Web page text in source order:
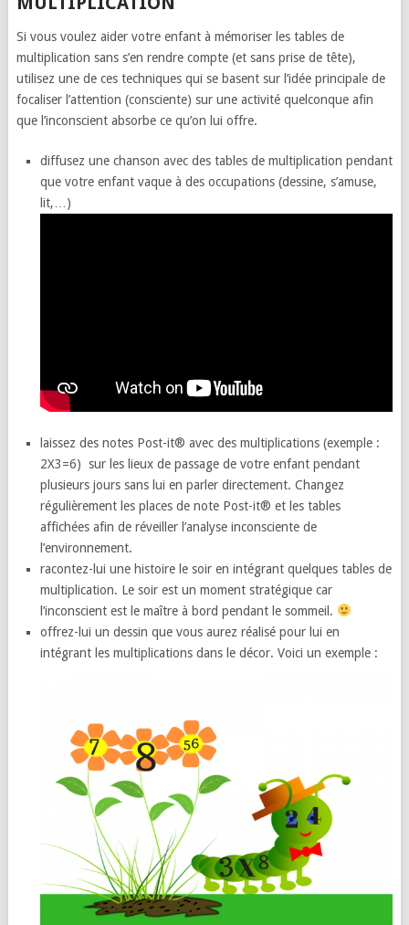
Si vous voulez aider votre enfant à mémoriser les tables de
multiplication sans s’en rendre compte (et sans prise de tête),
utilisez une de ces techniques qui se basent sur l’idée principale de
focaliser l’attention (consciente) sur une activité quelconque afin
que l’inconscient absorbe ce qu’on lui offre.
diffusez une chanson avec des tables de multiplication pendant
que votre enfant vaque à des occupations (dessine, s’amuse,
lit,…)
laissez des notes Post-it® avec des multiplications (exemple :
2X3=6) sur les lieux de passage de votre enfant pendant
plusieurs jours sans lui en parler directement. Changez
régulièrement les places de note Post-it® et les tables
affichées afin de réveiller l’analyse inconsciente de
l’environnement.
racontez-lui une histoire le soir en intégrant quelques tables de
multiplication. Le soir est un moment stratégique car
l’inconscient est le maître à bord pendant le sommeil.
offrez-lui un dessin que vous aurez réalisé pour lui en
intégrant les multiplications dans le décor. Voici un exemple :